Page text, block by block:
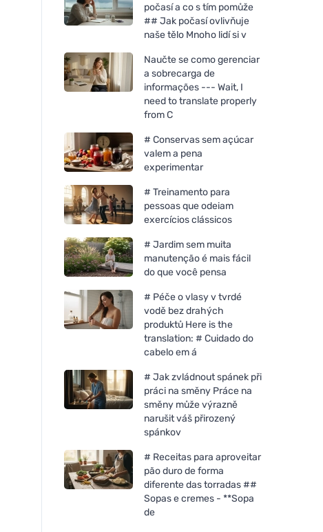
vitamina D3 em
comprimidos 1000 iu 60
comprimidos
počasí a co s tím pomůže
## Jak počasí ovlivňuje
naše tělo Mnoho lidí si v
Naučte se como gerenciar
a sobrecarga de
informações --- Wait, I
need to translate properly
from C
# Conservas sem açúcar
valem a pena
experimentar
# Treinamento para
pessoas que odeiam
exercícios clássicos
# Jardim sem muita
manutenção é mais fácil
do que você pensa
# Péče o vlasy v tvrdé
vodě bez drahých
produktů Here is the
translation: # Cuidado do
cabelo em á
# Jak zvládnout spánek při
práci na směny Práce na
směny může výrazně
narušit váš přirozený
spánkov
# Receitas para aproveitar
pão duro de forma
diferente das torradas ##
Sopas e cremes - **Sopa
de